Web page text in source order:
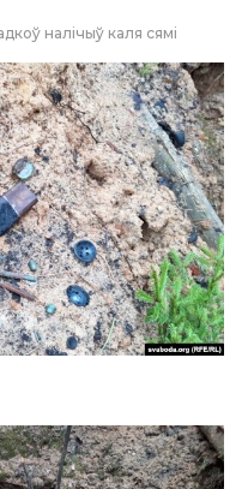
налічыў каля сямі